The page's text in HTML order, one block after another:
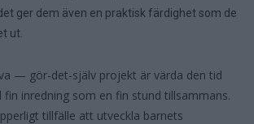
ger dem även en praktisk färdighet som de
ut.
— gör-det-själv projekt är värda den tid
fin inredning som en fin stund tillsammans.
tillfälle att utveckla barnets